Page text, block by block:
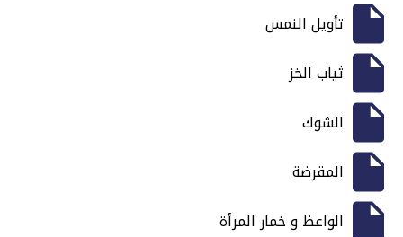
تأويل النمس
ثياب الخز
الشوك
المقرضة
الواعظ و خمار المرأة